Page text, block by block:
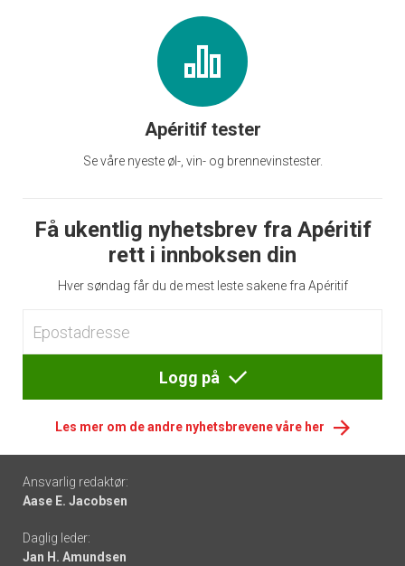
Apéritif tester
Se våre nyeste øl-, vin- og brennevinstester.
Få ukentlig nyhetsbrev fra Apéritif
rett i innboksen din
Hver søndag får du de mest leste sakene fra Apéritif
Logg på
Les mer om de andre nyhetsbrevene våre her
Footer
-
links
Ansvarlig redaktør:
Aase E. Jacobsen
Daglig leder:
Jan H. Amundsen